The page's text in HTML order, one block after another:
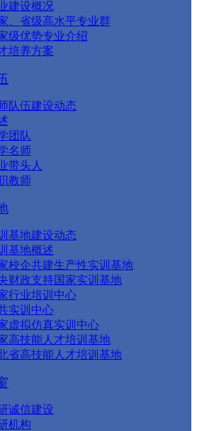
建设概况
、省级高水平专业群
级优势专业介绍
培养方案
队伍建设动态
团队
名师
带头人
教师
基地建设动态
基地概述
校企共建生产性实训基地
财政支持国家实训基地
行业培训中心
实训中心
虚拟仿真实训中心
高技能人才培训基地
省高技能人才培训基地
诚信建设
机构